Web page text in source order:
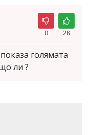
0 28
голямата
ли ?